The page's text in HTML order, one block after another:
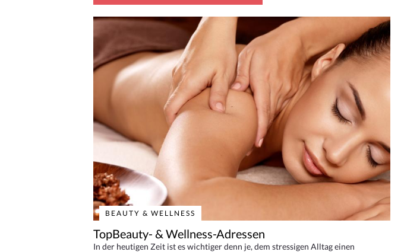
BEAUTY & WELLNESS
TopBeauty- & Wellness-Adressen
In der heutigen Zeit ist es wichtiger denn je, dem stressigen Alltag einen